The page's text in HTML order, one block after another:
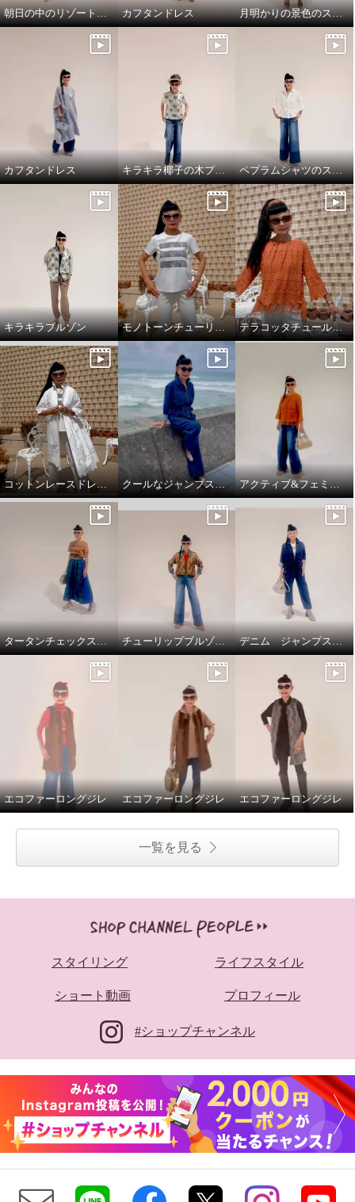
朝日の中のリゾート地の景色のスカートと、ドレスシャツ カフタンドレス 月明かりの景色のスカートで，リラックス!
カフタンドレス キラキラ椰子の木プルオーバーでワクワクスタイリング ペプラムシャツのスタイリング
キラキラブルゾン モノトーンチューリップ柄のTシャツ テラコッタチュールレースプルオーバー。
コットンレースドレスコート クールなジャンプスーツ‼️ アクティブ&フェミニンスタイリング
タータンチェックスカートで、新鮮スタイリング チューリップブルゾンと、ブラストパギーパンツ デニム ジャンプスーツ
エコファーロングジレ エコファーロングジレ エコファーロングジレ
一覧を見る
スタイリング ライフスタイル
ショート動画 プロフィール
#ショップチャンネル